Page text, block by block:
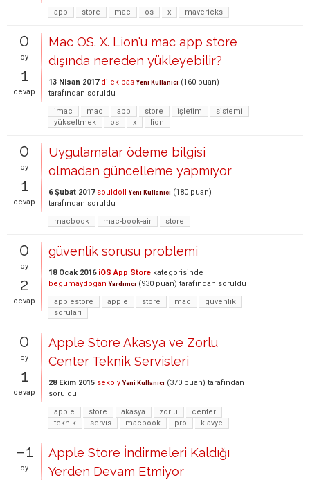
app
store mac os x mavericks
0
oy
1
cevap
Mac OS. X. Lion'u mac app store
dışında nereden yükleyebilir?
13 Nisan 2017 dilek bas Yeni Kullanıcı (160 puan)
tarafından soruldu
imac
mac app store işletim
sistemi
yükseltmek
os x lion
0
oy
1
cevap
Uygulamalar ödeme bilgisi
olmadan güncelleme yapmıyor
6 Şubat 2017 souldoll Yeni Kullanıcı (180 puan)
tarafından soruldu
macbook
mac-book-air store
0
oy
2
cevap
güvenlik sorusu problemi
18 Ocak 2016 iOS App Store kategorisinde
begumaydogan Yardımcı (930 puan) tarafından soruldu
applestore
apple store mac
guvenlik
sorulari
0
oy
1
cevap
Apple Store Akasya ve Zorlu
Center Teknik Servisleri
28 Ekim 2015 sekoly Yeni Kullanıcı (370 puan) tarafından
soruldu
apple
store akasya zorlu
center
teknik
servis macbook pro klavye
–1
oy
Apple Store İndirmeleri Kaldığı
Yerden Devam Etmiyor